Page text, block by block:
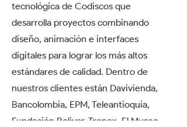
tecnológica de Codiscos que
desarrolla proyectos combinando
diseño, animación e interfaces
digitales para lograr los más altos
estándares de calidad. Dentro de
nuestros clientes están Davivienda,
Bancolombia, EPM, Teleantioquia,
Fundación Bolivar, Tronex, El Museo